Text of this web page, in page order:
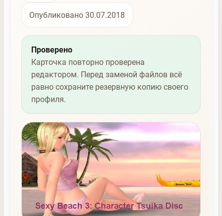
Опубликовано 30.07.2018
Проверено
Карточка повторно проверена
редактором. Перед заменой файлов всё
равно сохраните резервную копию своего
профиля.